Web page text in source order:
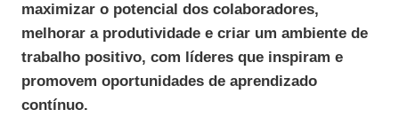
maximizar o potencial dos colaboradores,
melhorar a produtividade e criar um ambiente de
trabalho positivo, com líderes que inspiram e
promovem oportunidades de aprendizado
contínuo.